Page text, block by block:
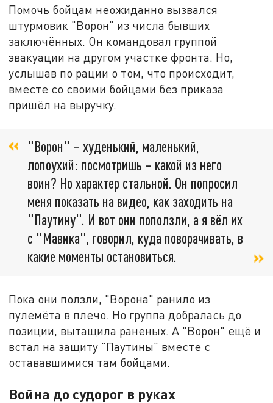
Помочь бойцам неожиданно вызвался
штурмовик "Ворон" из числа бывших
заключённых. Он командовал группой
эвакуации на другом участке фронта. Но,
услышав по рации о том, что происходит,
вместе со своими бойцами без приказа
пришёл на выручку.
"Ворон" – худенький, маленький,
лопоухий: посмотришь – какой из него
воин? Но характер стальной. Он попросил
меня показать на видео, как заходить на
"Паутину". И вот они поползли, а я вёл их
с "Мавика", говорил, куда поворачивать, в
какие моменты остановиться.
Пока они ползли, "Ворона" ранило из
пулемёта в плечо. Но группа добралась до
позиции, вытащила раненых. А "Ворон" ещё и
встал на защиту "Паутины" вместе с
остававшимися там бойцами.
Война до судорог в руках